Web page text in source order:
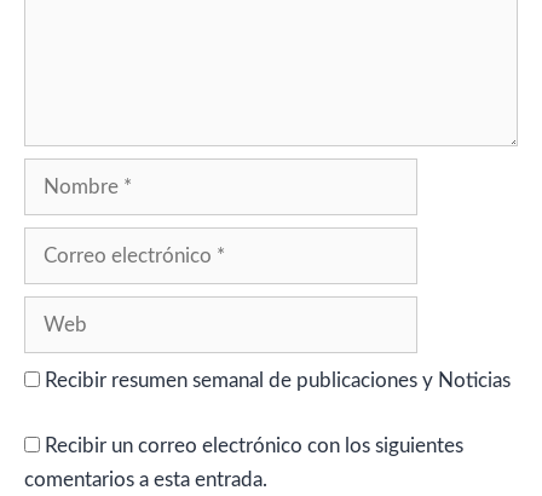
Recibir resumen semanal de publicaciones y Noticias
Recibir un correo electrónico con los siguientes
comentarios a esta entrada.